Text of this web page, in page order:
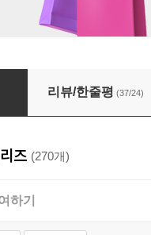
책들 세계문학 086
리뷰/한줄평 (37/24)
즈 (270개)
하기